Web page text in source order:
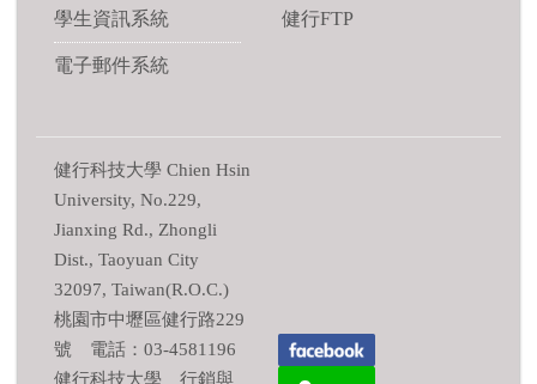
學生資訊系統
電子郵件系統
健行FTP
健行科技大學 Chien Hsin
University, No.229,
Jianxing Rd., Zhongli
Dist., Taoyuan City
32097, Taiwan(R.O.C.)
桃園市中壢區健行路229
號 電話：03-4581196
健行科技大學 行銷與